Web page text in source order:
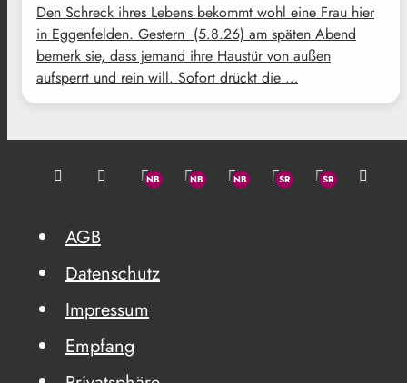
Den Schreck ihres Lebens bekommt wohl eine Frau hier
in Eggenfelden. Gestern (5.8.26) am späten Abend
bemerk sie, dass jemand ihre Haustür von außen
aufsperrt und rein will. Sofort drückt die …
AGB
Datenschutz
Impressum
Empfang